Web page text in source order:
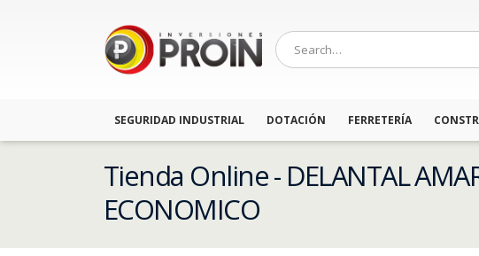
SEGURIDAD INDUSTRIAL DOTACIÓN FERRETERÍA
Tienda Online - DELANTAL
ECONOMICO